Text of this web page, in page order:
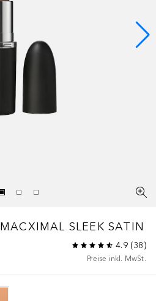
MACXIMAL SLEEK SATIN
4.9(38)
Preise inkl. MwSt.